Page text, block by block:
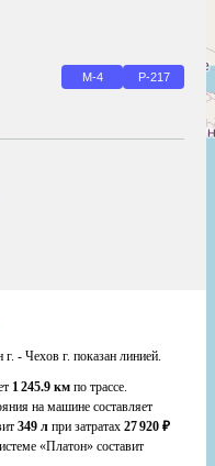
М-4 Р-217
- Чехов г. показан линией.
1 245.9 км по трассе.
на машине составляет
349 л при затратах 27 920 ₽
«Платон» составит